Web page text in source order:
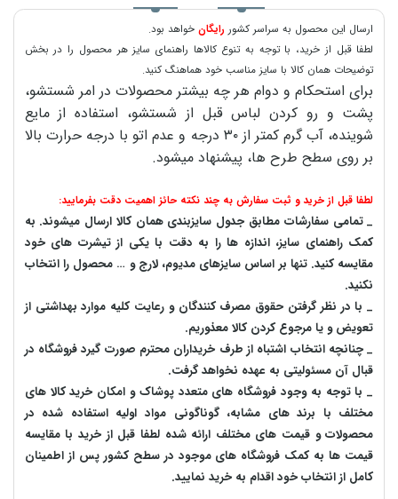
ارسال این محصول به سراسر کشور رایگانخواهد بود.
لطفا قبل از خرید، با توجه به تنوع کالاها راهنمای سایز هر محصول را در بخش
توضیحات همان کالا با سایز مناسب خود هماهنگ کنید.
برای استحکام و دوام هر چه بیشتر محصولات در امر شستشو،
پشت و رو کردن لباس قبل از شستشو، استفاده از مایع
شوینده، آب گرم کمتر از ۳۰ درجه و عدم اتو با درجه حرارت بالا
بر روی سطح طرح ها، پیشنهاد میشود.
لطفا قبل از خرید و ثبت سفارش به چند نکته حائز اهمیت دقت بفرمایید:
_ تمامی سفارشات مطابق جدول سایزبندی همان کالا ارسال میشوند. به
کمک راهنمای سایز، اندازه ها را به دقت با یکی از تیشرت های خود
مقایسه کنید. تنها بر اساس سایزهای مدیوم، لارج و … محصول را انتخاب
نکنید.
_ با در نظر گرفتن حقوق مصرف کنندگان و رعایت کلیه موارد بهداشتی از
تعویض و یا مرجوع کردن کالا معذوریم.
_ چنانچه انتخاب اشتباه از طرف خریداران محترم صورت گیرد فروشگاه در
قبال آن مسئولیتی به عهده نخواهد گرفت.
_ با توجه به‌ وجود فروشگاه های متعدد‌ پوشاک و امکان خرید کالا های
مختلف با برند های مشابه، گوناگونی مواد اولیه استفاده شده در
محصولات و قیمت های مختلف ارائه شده لطفا قبل از خرید با مقایسه
قیمت ها به کمک فروشگاه های موجود در سطح کشور پس از اطمینان
کامل از انتخاب خود اقدام به خرید نمایید.